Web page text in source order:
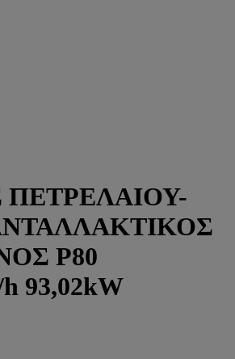
P80
93,02kW